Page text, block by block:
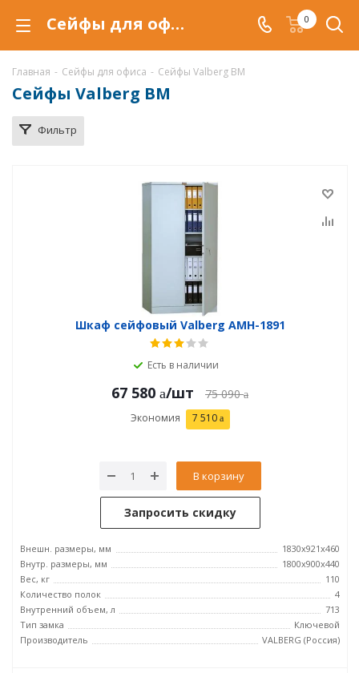
Сейфы для офиса Valberg AMH и Valberg BM в Тюмени, купить по низкой цене, доставка сейфов 0
Главная - Сейфы для офиса - Сейфы Valberg BM
Сейфы Valberg BM
Фильтр
Шкаф сейфовый Valberg AMH-1891
Есть в наличии
67 580 /шт 75 090
Экономия 7 510
В корзину
Запросить скидку
Внешн. размеры, мм
1830x921x460
Внутр. размеры, мм
1800x900x440
Вес, кг
110
Количество полок
4
Внутренний объем, л
713
Тип замка
Ключевой
Производитель
VALBERG (Россия)